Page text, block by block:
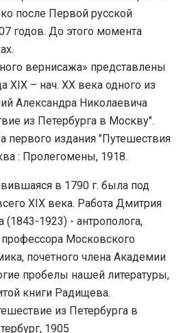
после Первой русской
годов. До этого момента
вернисажа» представлены
XIX – нач. XX века одного из
Александра Николаевича
из Петербурга в Москву".
первого издания "Путешествия
: Пролегомены, 1918.
в 1790 г. была под
XIX века. Работа Дмитрия
(1843-1923) - антрополога,
профессора Московского
почетного члена Академии
пробелы нашей литературы,
книги Радищева.
из Петербурга в
1905